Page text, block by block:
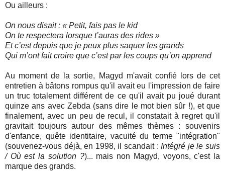
Ou ailleurs :
On nous disait : « Petit, fais pas le kid
On te respectera lorsque t’auras des rides »
Et c’est depuis que je peux plus saquer les grands
Qui m’ont fait croire que c’est par les coups qu’on apprend
Au moment de la sortie, Magyd m'avait confié lors de cet
entretien à bâtons rompus qu'il avait eu l'impression de faire
un truc totalement différent de ce qu'il avait pu joué durant
quinze ans avec Zebda (sans dire le mot bien sûr !), et que
finalement, avec un peu de recul, il constatait à regret qu'il
gravitait toujours autour des mêmes thèmes : souvenirs
d'enfance, quête identitaire, vacuité du terme "intégration"
(souvenez-vous déjà, en 1998, il scandait : Intégré je le suis
/ Où est la solution ?)... mais non Magyd, voyons, c'est la
marque des grands.